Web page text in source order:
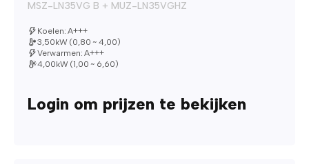
MSZ-LN35VG B + MUZ-LN35VGHZ
Koelen: A+++
3,50kW (0,80 ~ 4,00)
Verwarmen: A+++
4,00kW (1,00 ~ 6,60)
Login om prijzen te bekijken